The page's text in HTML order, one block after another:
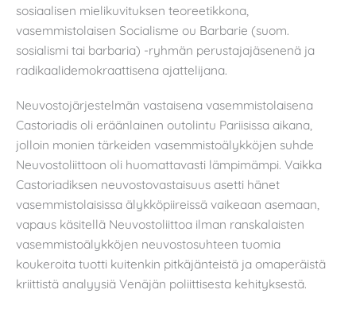
sosiaalisen mielikuvituksen teoreetikkona,
vasemmistolaisen Socialisme ou Barbarie (suom.
sosialismi tai barbaria) -ryhmän perustajajäsenenä ja
radikaalidemokraattisena ajattelijana.
Neuvostojärjestelmän vastaisena vasemmistolaisena
Castoriadis oli eräänlainen outolintu Pariisissa aikana,
jolloin monien tärkeiden vasemmistoälykköjen suhde
Neuvostoliittoon oli huomattavasti lämpimämpi. Vaikka
Castoriadiksen neuvostovastaisuus asetti hänet
vasemmistolaisissa älykköpiireissä vaikeaan asemaan,
vapaus käsitellä Neuvostoliittoa ilman ranskalaisten
vasemmistoälykköjen neuvostosuhteen tuomia
koukeroita tuotti kuitenkin pitkäjänteistä ja omaperäistä
kriittistä analyysiä Venäjän poliittisesta kehityksestä.